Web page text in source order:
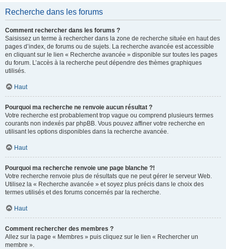
Recherche dans les forums
Comment rechercher dans les forums ?
Saisissez un terme à rechercher dans la zone de recherche située en haut des
pages d’index, de forums ou de sujets. La recherche avancée est accessible
en cliquant sur le lien « Recherche avancée » disponible sur toutes les pages
du forum. L’accès à la recherche peut dépendre des thèmes graphiques
utilisés.
Haut
Pourquoi ma recherche ne renvoie aucun résultat ?
Votre recherche est probablement trop vague ou comprend plusieurs termes
courants non indexés par phpBB. Vous pouvez affiner votre recherche en
utilisant les options disponibles dans la recherche avancée.
Haut
Pourquoi ma recherche renvoie une page blanche ?!
Votre recherche renvoie plus de résultats que ne peut gérer le serveur Web.
Utilisez la « Recherche avancée » et soyez plus précis dans le choix des
termes utilisés et des forums concernés par la recherche.
Haut
Comment rechercher des membres ?
Allez sur la page « Membres » puis cliquez sur le lien « Rechercher un
membre ».